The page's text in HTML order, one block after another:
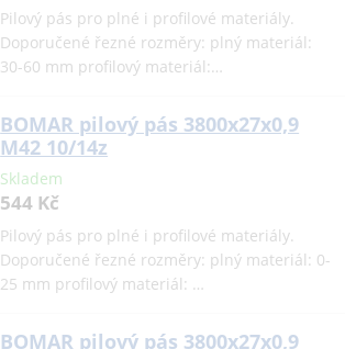
Pilový pás pro plné i profilové materiály.
Doporučené řezné rozměry: plný materiál:
30-60 mm profilový materiál:…
BOMAR pilový pás 3800x27x0,9
M42 10/14z
Skladem
544 Kč
Pilový pás pro plné i profilové materiály.
Doporučené řezné rozměry: plný materiál: 0-
25 mm profilový materiál: …
BOMAR pilový pás 3800x27x0,9